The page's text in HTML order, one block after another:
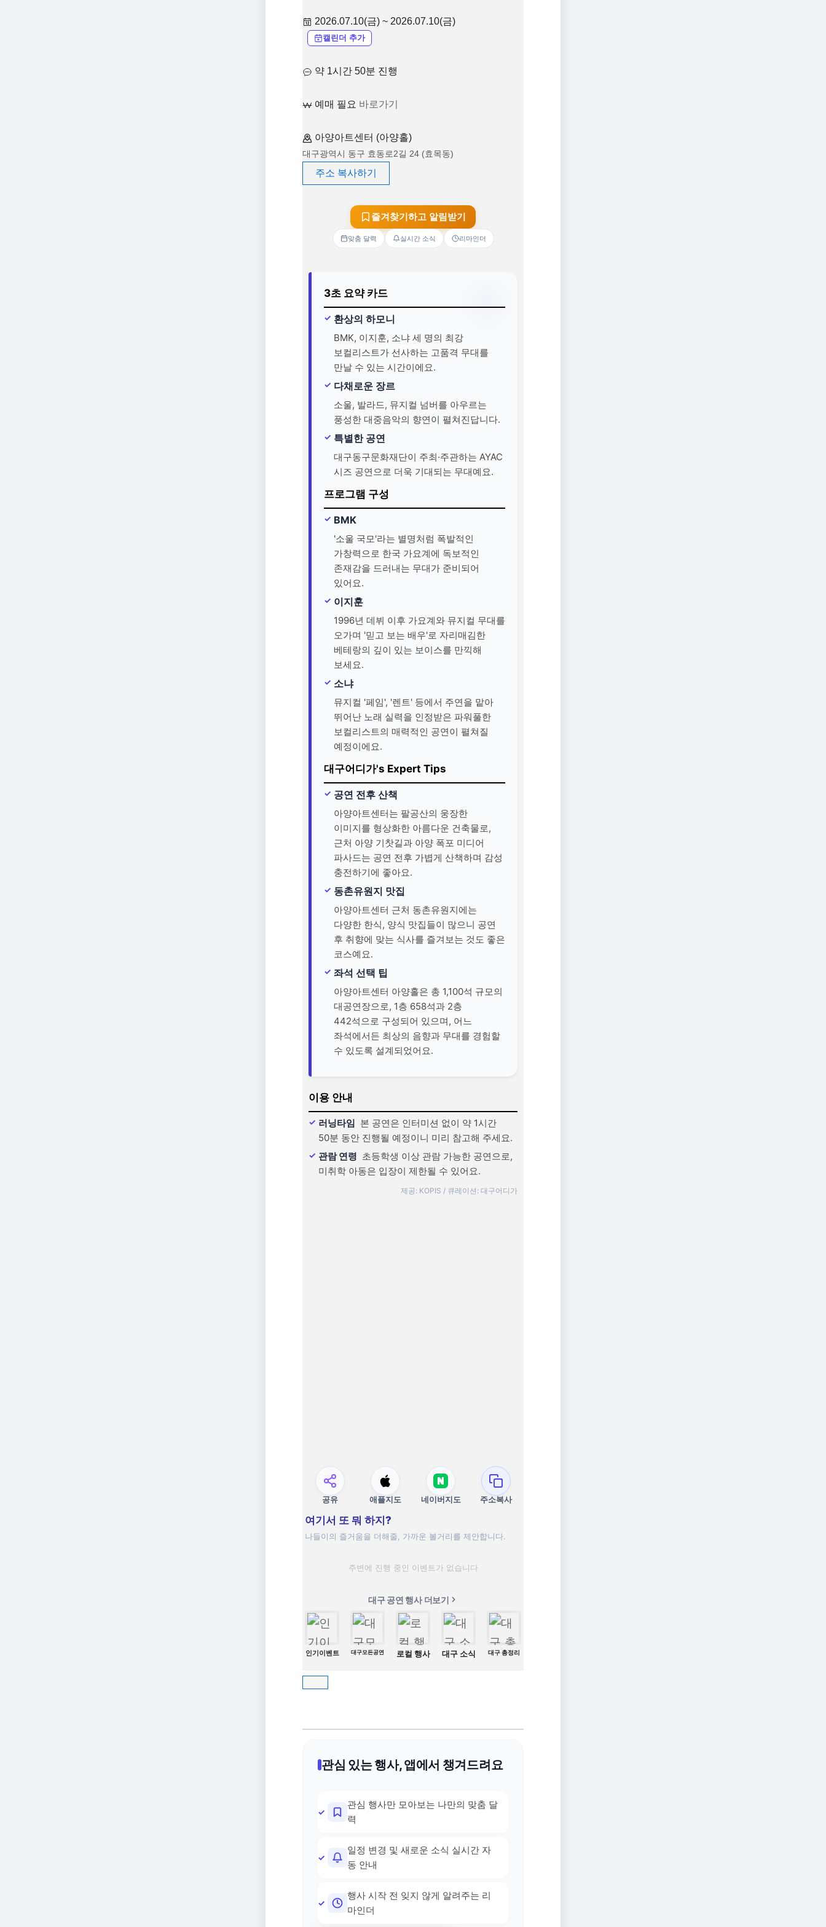
2026.07.10(금) ~ 2026.07.10(금)
캘린더 추가
약 1시간 50분 진행
예매 필요 바로가기
아양아트센터 (아양홀)
대구광역시 동구 효동로2길 24 (효목동)
주소 복사하기
즐겨찾기하고 알림받기
맞춤 달력 실시간 소식 리마인더
3초 요약 카드
환상의 하모니
BMK, 이지훈, 소냐 세 명의 최강
보컬리스트가 선사하는 고품격 무대를
만날 수 있는 시간이에요.
다채로운 장르
소울, 발라드, 뮤지컬 넘버를 아우르는
풍성한 대중음악의 향연이 펼쳐진답니다.
특별한 공연
대구동구문화재단이 주최·주관하는 AYAC
시즈 공연으로 더욱 기대되는 무대예요.
프로그램 구성
BMK
'소울 국모'라는 별명처럼 폭발적인
가창력으로 한국 가요계에 독보적인
존재감을 드러내는 무대가 준비되어
있어요.
이지훈
1996년 데뷔 이후 가요계와 뮤지컬 무대를
오가며 '믿고 보는 배우'로 자리매김한
베테랑의 깊이 있는 보이스를 만끽해
보세요.
소냐
뮤지컬 '페임', '렌트' 등에서 주연을 맡아
뛰어난 노래 실력을 인정받은 파워풀한
보컬리스트의 매력적인 공연이 펼쳐질
예정이에요.
대구어디가's Expert Tips
공연 전후 산책
아양아트센터는 팔공산의 웅장한
이미지를 형상화한 아름다운 건축물로,
근처 아양 기찻길과 아양 폭포 미디어
파사드는 공연 전후 가볍게 산책하며 감성
충전하기에 좋아요.
동촌유원지 맛집
아양아트센터 근처 동촌유원지에는
다양한 한식, 양식 맛집들이 많으니 공연
후 취향에 맞는 식사를 즐겨보는 것도 좋은
코스예요.
좌석 선택 팁
아양아트센터 아양홀은 총 1,100석 규모의
대공연장으로, 1층 658석과 2층
442석으로 구성되어 있으며, 어느
좌석에서든 최상의 음향과 무대를 경험할
수 있도록 설계되었어요.
이용 안내
러닝타임 본 공연은 인터미션 없이 약 1시간
50분 동안 진행될 예정이니 미리 참고해 주세요.
관람 연령 초등학생 이상 관람 가능한 공연으로,
미취학 아동은 입장이 제한될 수 있어요.
제공: KOPIS / 큐레이션: 대구어디가
공유 애플지도 네이버지도 주소복사
여기서 또 뭐 하지?
나들이의 즐거움을 더해줄, 가까운 볼거리를 제안합니다.
주변에 진행 중인 이벤트가 없습니다
대구 공연 행사 더보기
인기이벤트 대구모든공연 로컬 행사 대구 소식 대구 총정리
관심 있는 행사, 앱에서 챙겨드려요
관심 행사만 모아보는 나만의 맞춤 달
력
일정 변경 및 새로운 소식 실시간 자
동 안내
행사 시작 전 잊지 않게 알려주는 리
마인더